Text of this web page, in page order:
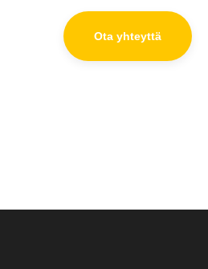
Ota yhteyttä